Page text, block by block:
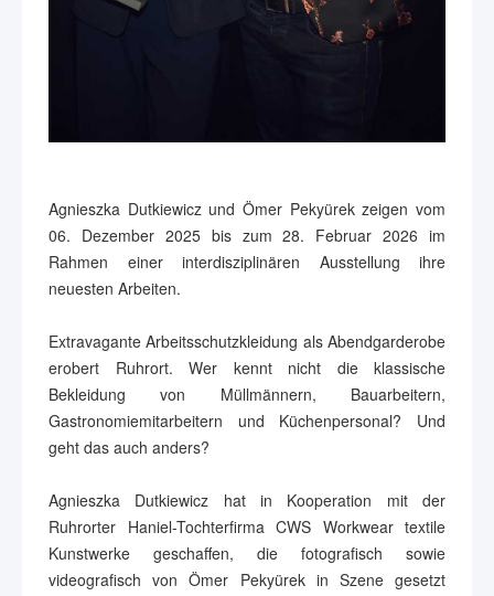
Agnieszka Dutkiewicz und Ömer Pekyürek zeigen vom
06. Dezember 2025 bis zum 28. Februar 2026 im
Rahmen einer interdisziplinären Ausstellung ihre
neuesten Arbeiten.
Extravagante Arbeitsschutzkleidung als Abendgarderobe
erobert Ruhrort. Wer kennt nicht die klassische
Bekleidung von Müllmännern, Bauarbeitern,
Gastronomiemitarbeitern und Küchenpersonal? Und
geht das auch anders?
Agnieszka Dutkiewicz hat in Kooperation mit der
Ruhrorter Haniel-Tochterfirma CWS Workwear textile
Kunstwerke geschaffen, die fotografisch sowie
videografisch von Ömer Pekyürek in Szene gesetzt